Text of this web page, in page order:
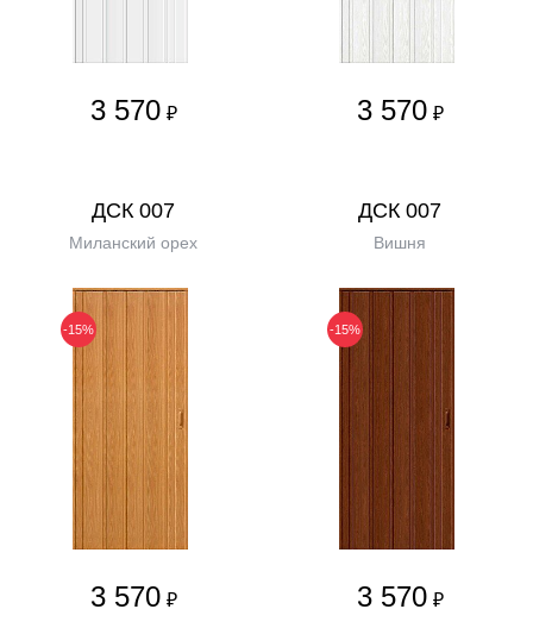
3 570 ₽ 3 570 ₽
ДСК 007
Миланский орех
-15%
3 570 ₽
ДСК 007
Вишня
-15%
3 570 ₽